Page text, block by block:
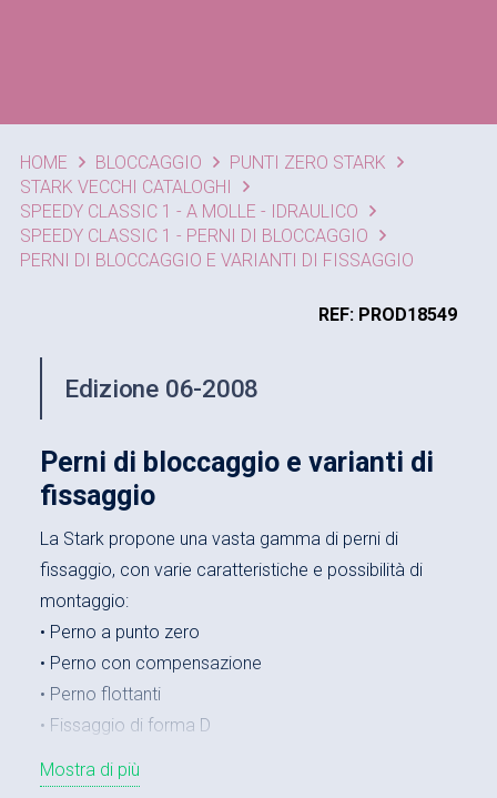
HOME BLOCCAGGIO
PUNTI ZERO STARK
STARK VECCHI CATALOGHI
SPEEDY CLASSIC 1 - A MOLLE - IDRAULICO
SPEEDY CLASSIC 1 - PERNI DI BLOCCAGGIO
PERNI DI BLOCCAGGIO E VARIANTI DI FISSAGGIO
Edizione 06-2008
REF: PROD18549
Perni di bloccaggio e varianti di
fissaggio
La Stark propone una vasta gamma di perni di
fissaggio, con varie caratteristiche e possibilità di
montaggio:
• Perno a punto zero
• Perno con compensazione
• Perno flottanti
• Fissaggio di forma D
Mostra di più